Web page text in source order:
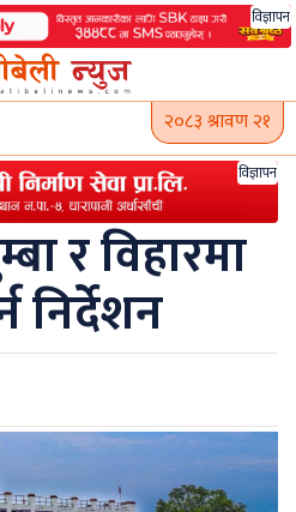
विज्ञापन
२०८३ श्रावण २१
विज्ञापन
र विहारमा
निर्देशन